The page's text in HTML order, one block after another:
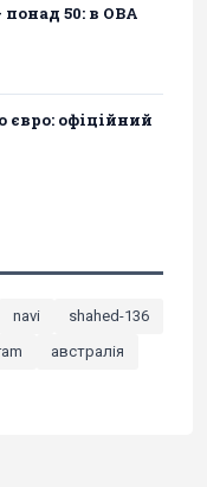
понад 50: в ОВА
офіційний
navi
shahed-136
австралія